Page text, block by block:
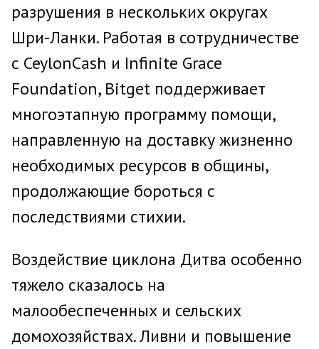
разрушения в нескольких округах
Шри-Ланки. Работая в сотрудничестве
с CeylonCash и Infinite Grace
Foundation, Bitget поддерживает
многоэтапную программу помощи,
направленную на доставку жизненно
необходимых ресурсов в общины,
продолжающие бороться с
последствиями стихии.
Воздействие циклона Дитва особенно
тяжело сказалось на
малообеспеченных и сельских
домохозяйствах. Ливни и повышение